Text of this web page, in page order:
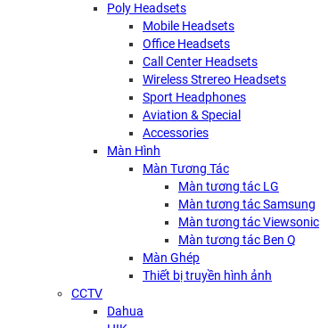
Poly Headsets
Mobile Headsets
Office Headsets
Call Center Headsets
Wireless Strereo Headsets
Sport Headphones
Aviation & Special
Accessories
Màn Hình
Màn Tương Tác
Màn tương tác LG
Màn tương tác Samsung
Màn tương tác Viewsonic
Màn tương tác Ben Q
Màn Ghép
Thiết bị truyền hình ảnh
CCTV
Dahua